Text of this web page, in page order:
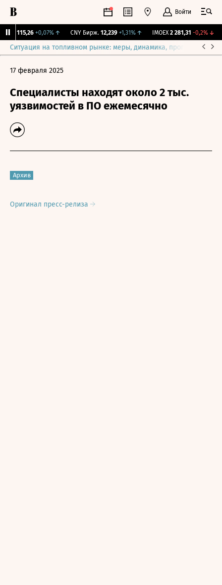
Войти
115,26 +0,07%↑ CNY Бирж. 12,239 +1,31%↑ IMOEX 2 281,31 -0,2%↓
Ситуация на топливном рынке: меры, динамика, прогнозы
17 февраля 2025
Специалисты находят около 2 тыс.
уязвимостей в ПО ежемесячно
Архив
Оригинал пресс-релиза